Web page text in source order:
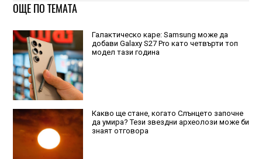
ОЩЕ ПО ТЕМАТА
Галактическо каре: Samsung може да
добави Galaxy S27 Pro като четвърти топ
модел тази година
Какво ще стане, когато Слънцето започне
да умира? Тези звездни археолози може би
знаят отговора